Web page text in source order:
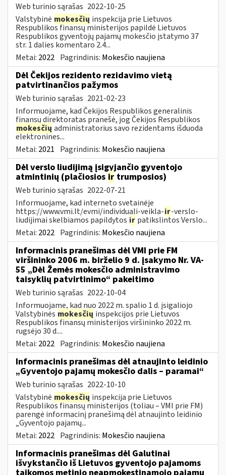
Web turinio sąrašas 2022-10-25
Valstybinė mokesčių inspekcija prie Lietuvos
Respublikos finansų ministerijos papildė Lietuvos
Respublikos gyventojų pajamų mokesčio įstatymo 37
str. 1 dalies komentaro 2.4...
Metai: 2022 Pagrindinis: Mokesčio naujiena
Dėl Čekijos rezidento rezidavimo vietą
patvirtinančios pažymos
Web turinio sąrašas 2021-02-23
Informuojame, kad Čekijos Respublikos generalinis
finansų direktoratas pranešė, jog Čekijos Respublikos
mokesčių administratorius savo rezidentams išduoda
elektronines...
Metai: 2021 Pagrindinis: Mokesčio naujiena
Dėl verslo liudijimą įsigyjančio gyventojo
atmintinių (plačiosios ir trumposios)
Web turinio sąrašas 2022-07-21
Informuojame, kad interneto svetainėje
https://www.vmi.lt/evmi/individuali-veikla-ir-verslo-
liudijimai skelbiamos papildytos ir patikslintos Verslo...
Metai: 2022 Pagrindinis: Mokesčio naujiena
Informacinis pranešimas dėl VMI prie FM
viršininko 2006 m. birželio 9 d. įsakymo Nr. VA-
55 „Dėl Žemės mokesčio administravimo
taisyklių patvirtinimo“ pakeitimo
Web turinio sąrašas 2022-10-04
Informuojame, kad nuo 2022 m. spalio 1 d. įsigaliojo
Valstybinės mokesčių inspekcijos prie Lietuvos
Respublikos finansų ministerijos viršininko 2022 m.
rugsėjo 30 d....
Metai: 2022 Pagrindinis: Mokesčio naujiena
Informacinis pranešimas dėl atnaujinto leidinio
„Gyventojo pajamų mokesčio dalis – paramai“
Web turinio sąrašas 2022-10-10
Valstybinė mokesčių inspekcija prie Lietuvos
Respublikos finansų ministerijos (toliau – VMI prie FM)
parengė informacinį pranešimą dėl atnaujinto leidinio
„Gyventojo pajamų...
Metai: 2022 Pagrindinis: Mokesčio naujiena
Informacinis pranešimas dėl Galutinai
išvykstančio iš Lietuvos gyventojo pajamoms
taikomos metinio neapmokestinamojo pajamų